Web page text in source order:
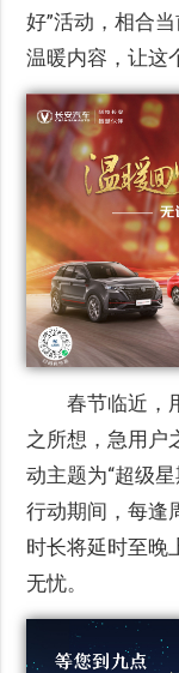
好”活动，相合
温暖内容，让这
春节临近，用
之所想，急用户
动主题为“超级星
行动期间，每逢
时长将延时至晚
无忧。